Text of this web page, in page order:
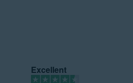
Excellent